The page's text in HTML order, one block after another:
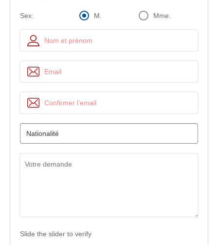
Sex: M. Mme.
Slide the slider to verify